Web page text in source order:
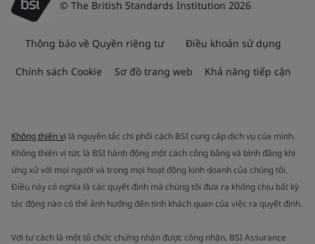
© The British Standards Institution 2026
Thông báo về Quyền riêng tư Điều khoản sử dụng
Chính sách Cookie Sơ đồ trang web Khả năng tiếp cận
Không thiên vị là nguyên tắc chi phối cách BSI cung cấp dịch vụ của mình.
Không thiên vị tức là BSI hành động một cách công bằng và bình đẳng khi
ứng xử với mọi người và trong mọi hoạt động kinh doanh của chúng tôi.
Điều này có nghĩa là các quyết định mà chúng tôi đưa ra không chịu bất kỳ
tác động nào có thể ảnh hưởng đến tính khách quan của việc ra quyết định.
Với tư cách là một tổ chức chứng nhận được công nhận, BSI Assurance